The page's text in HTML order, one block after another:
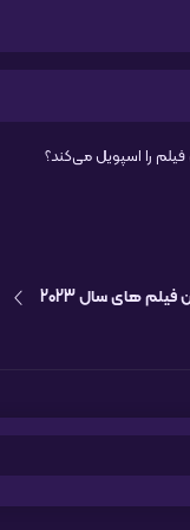
را اسپویل می‌کند؟
فیلم های سال 2023